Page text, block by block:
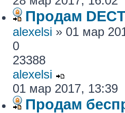
Продам
alexelsi » 01 мар
0
23388
alexelsi
01 мар 2017, 13:39
Продам